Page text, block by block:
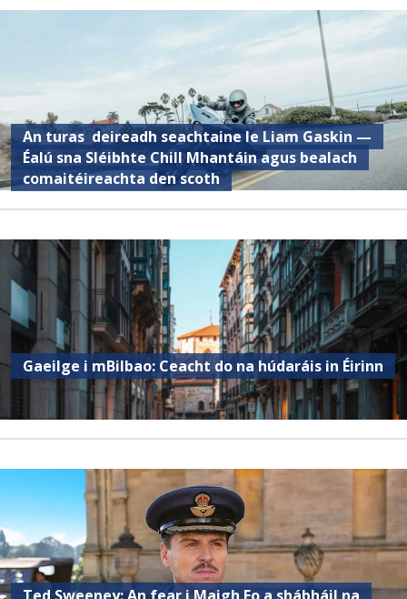
An turas deireadh seachtaine le Liam Gaskin —
Éalú sna Sléibhte Chill Mhantáin agus bealach
comaitéireachta den scoth
Gaeilge i mBilbao: Ceacht do na húdaráis in Éirinn